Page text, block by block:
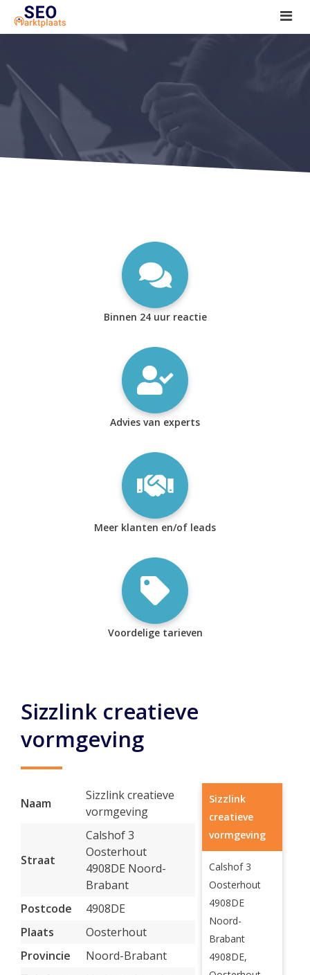
SEO tools reviews
Marketeer bij jou in de buurt?
Offerte
1. Seo voor beginners +
2. Onderzoeken +
Binnen 24 uur reactie
Advies van experts
Meer klanten en/of leads
Voordelige tarieven
Sizzlink creatieve
vormgeving
Naam
Sizzlink creatieve
vormgeving
Straat
Calshof 3
Oosterhout
4908DE Noord-
Brabant
Postcode
4908DE
Plaats
Oosterhout
Provincie
Noord-Brabant
Sizzlink
creatieve
vormgeving
Calshof 3
Oosterhout
4908DE
Noord-
Brabant
4908DE,